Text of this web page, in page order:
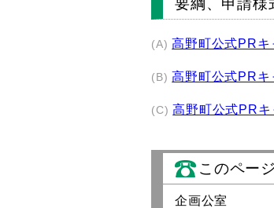
(A) 高野町公式PRキ
(B) 高野町公式PR
(C) 高野町公式PR
このペー
企画公室